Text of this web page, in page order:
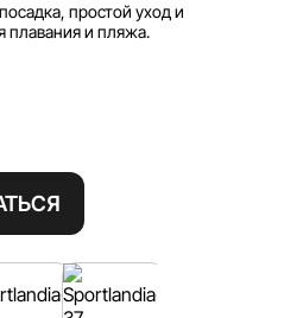
простой уход и
плавания и пляжа.